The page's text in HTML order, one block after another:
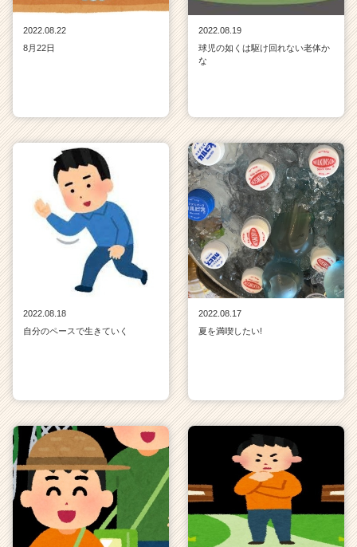
2022.08.22
8月22日
2022.08.19
球児の如くは駆け回れない老体か
な
2022.08.18
自分のペースで生きていく
2022.08.17
夏を満喫したい!